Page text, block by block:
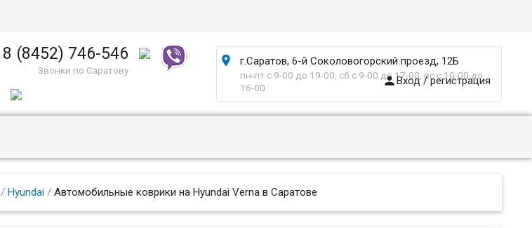
Вход / регистрация
8 (8452) 746-546
Звонки по Саратову
 г.Саратов, 6-й Соколовогорский проезд, 12Б
пн-пт с 9-00 до 19-00, сб с 9-00 до 17-00, вс с 10-00 до
16-00
/ Hyundai /Автомобильные коврики на Hyundai Verna в Саратове